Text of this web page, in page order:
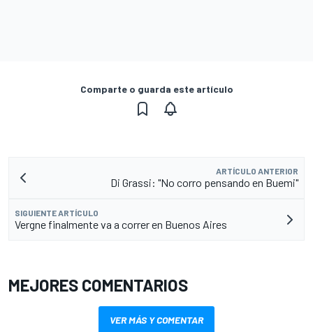
Comparte o guarda este artículo
ARTÍCULO ANTERIOR
Di Grassi: "No corro pensando en Buemi"
SIGUIENTE ARTÍCULO
Vergne finalmente va a correr en Buenos Aires
MEJORES COMENTARIOS
VER MÁS Y COMENTAR